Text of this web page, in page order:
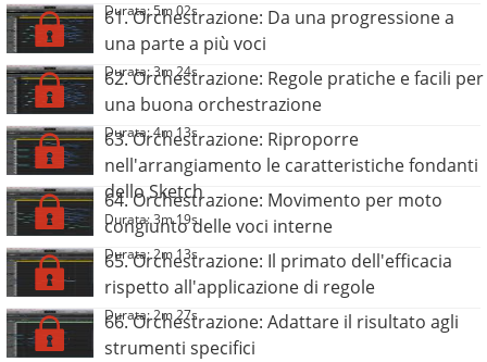
Durata: 5m 02s
61. Orchestrazione: Da una progressione a
una parte a più voci
Durata: 3m 24s
62. Orchestrazione: Regole pratiche e facili per
una buona orchestrazione
Durata: 4m 13s
63. Orchestrazione: Riproporre
nell'arrangiamento le caratteristiche fondanti
dello Sketch
Durata: 3m 19s
64. Orchestrazione: Movimento per moto
congiunto delle voci interne
Durata: 2m 13s
65. Orchestrazione: Il primato dell'efficacia
rispetto all'applicazione di regole
Durata: 2m 27s
66. Orchestrazione: Adattare il risultato agli
strumenti specifici